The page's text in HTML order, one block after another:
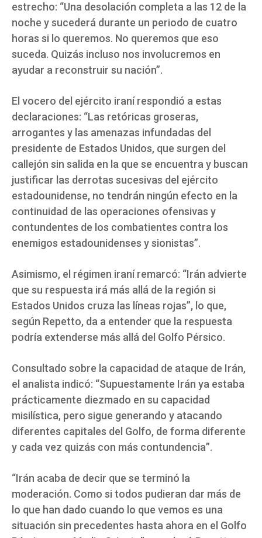
estrecho: “Una desolación completa a las 12 de la
noche y sucederá durante un periodo de cuatro
horas si lo queremos. No queremos que eso
suceda. Quizás incluso nos involucremos en
ayudar a reconstruir su nación”.
El vocero del ejército iraní respondió a estas
declaraciones: “Las retóricas groseras,
arrogantes y las amenazas infundadas del
presidente de Estados Unidos, que surgen del
callejón sin salida en la que se encuentra y buscan
justificar las derrotas sucesivas del ejército
estadounidense, no tendrán ningún efecto en la
continuidad de las operaciones ofensivas y
contundentes de los combatientes contra los
enemigos estadounidenses y sionistas”.
Asimismo, el régimen iraní remarcó: “Irán advierte
que su respuesta irá más allá de la región si
Estados Unidos cruza las líneas rojas”, lo que,
según Repetto, da a entender que la respuesta
podría extenderse más allá del Golfo Pérsico.
Consultado sobre la capacidad de ataque de Irán,
el analista indicó: “Supuestamente Irán ya estaba
prácticamente diezmado en su capacidad
misilística, pero sigue generando y atacando
diferentes capitales del Golfo, de forma diferente
y cada vez quizás con más contundencia”.
“Irán acaba de decir que se terminó la
moderación. Como si todos pudieran dar más de
lo que han dado cuando lo que vemos es una
situación sin precedentes hasta ahora en el Golfo